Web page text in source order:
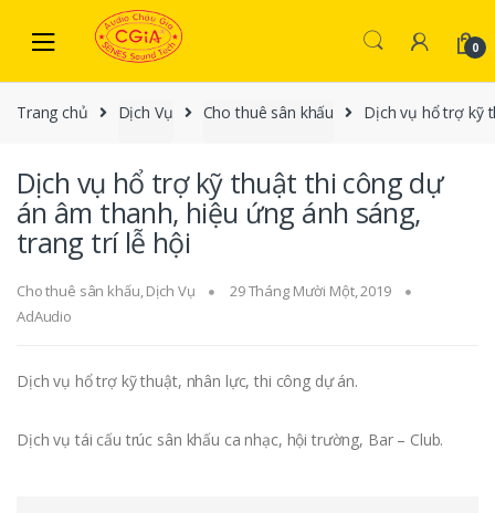
Skip to navigation
0
Trang chủ Dịch Vụ Cho thuê sân khấu Dịch vụ hổ trợ kỹ
Dịch vụ hổ trợ kỹ thuật thi công dự
án âm thanh, hiệu ứng ánh sáng,
trang trí lễ hội
Cho thuê sân khấu,Dịch Vụ
29 Tháng Mười Một, 2019
AdAudio
Dịch vụ hổ trợ kỹ thuật, nhân lực, thi công dự án.
Dịch vụ tái cấu trúc sân khấu ca nhạc, hội trường, Bar – Club.